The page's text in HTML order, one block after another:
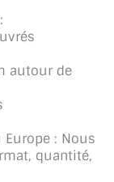
autour de
: Nous
quantité,